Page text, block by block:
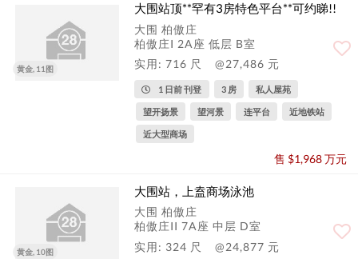
黄金, 11图
大围站顶**罕有3房特色平台**可约睇!!
大围 柏傲庄
柏傲庄I 2A座 低层 B室
实用: 716 尺
@27,486 元
1 日前 刊登 3 房 私人屋苑
望开扬景 望河景 连平台 近地铁站
近大型商场
售 $1,968 万元
黄金, 10图
大围站，上盍商场泳池
大围 柏傲庄
柏傲庄II 7A座 中层 D室
实用: 324 尺
@24,877 元